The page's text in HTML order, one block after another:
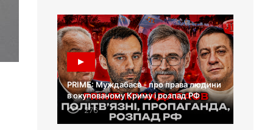
PRIME: Муждабаєв - про права людини
в окупованому Криму і розпад РФ
276